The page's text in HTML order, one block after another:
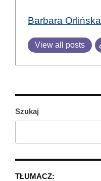
Barbara Orlińska
View all posts
Szukaj
TŁUMACZ: